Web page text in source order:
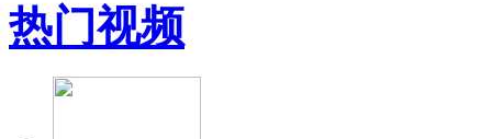
热门视频